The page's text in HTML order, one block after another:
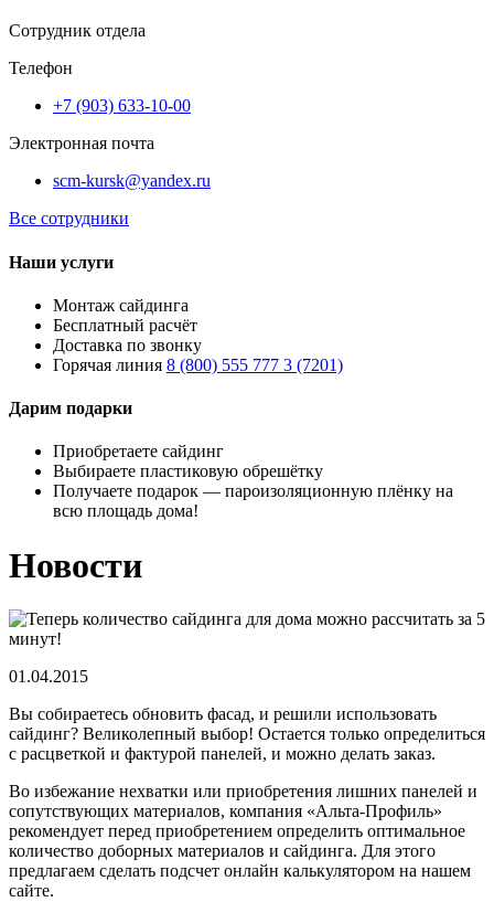
Сотрудник отдела
Телефон
+7 (903) 633-10-00
Электронная почта
scm-kursk@yandex.ru
Все сотрудники
Наши услуги
Монтаж сайдинга
Бесплатный расчёт
Доставка по звонку
Горячая линия 8 (800) 555 777 3 (7201)
Дарим подарки
Приобретаете сайдинг
Выбираете пластиковую обрешётку
Получаете подарок — пароизоляционную плёнку на
всю площадь дома!
Новости
01.04.2015
Вы собираетесь обновить фасад, и решили использовать
сайдинг? Великолепный выбор! Остается только определиться
с расцветкой и фактурой панелей, и можно делать заказ.
Во избежание нехватки или приобретения лишних панелей и
сопутствующих материалов, компания «Альта-Профиль»
рекомендует перед приобретением определить оптимальное
количество доборных материалов и сайдинга. Для этого
предлагаем сделать подсчет онлайн калькулятором на нашем
сайте.